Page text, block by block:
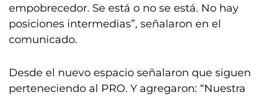
empobrecedor. Se está o no se está. No hay
posiciones intermedias”, señalaron en el
comunicado.
Desde el nuevo espacio señalaron que siguen
perteneciendo al PRO. Y agregaron: “Nuestra